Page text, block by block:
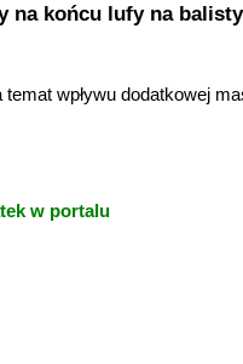
na końcu lufy na
wpływu dodatkowej
w portalu